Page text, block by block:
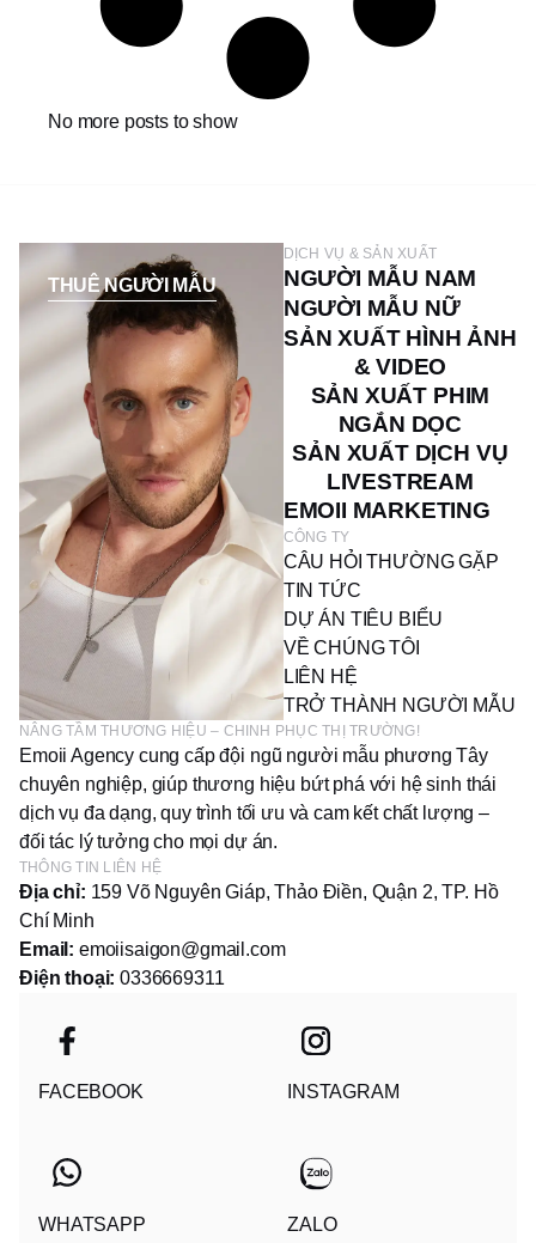
No more posts to show
THUÊ NGƯỜI MẪU
DỊCH VỤ & SẢN XUẤT
NGƯỜI MẪU NAM
NGƯỜI MẪU NỮ
SẢN XUẤT HÌNH ẢNH
& VIDEO
SẢN XUẤT PHIM
NGẮN DỌC
SẢN XUẤT DỊCH VỤ
LIVESTREAM
EMOII MARKETING
CÔNG TY
CÂU HỎI THƯỜNG GẶP
TIN TỨC
DỰ ÁN TIÊU BIỂU
VỀ CHÚNG TÔI
LIÊN HỆ
TRỞ THÀNH NGƯỜI MẪU
NÂNG TẦM THƯƠNG HIỆU – CHINH PHỤC THỊ TRƯỜNG!
Emoii Agency cung cấp đội ngũ người mẫu phương Tây
chuyên nghiệp, giúp thương hiệu bứt phá với hệ sinh thái
dịch vụ đa dạng, quy trình tối ưu và cam kết chất lượng –
đối tác lý tưởng cho mọi dự án.
THÔNG TIN LIÊN HỆ
Địa chỉ: 159 Võ Nguyên Giáp, Thảo Điền, Quận 2, TP. Hồ
Chí Minh
Email: emoiisaigon@gmail.com
Điện thoại: 0336669311
FACEBOOK INSTAGRAM
WHATSAPP ZALO